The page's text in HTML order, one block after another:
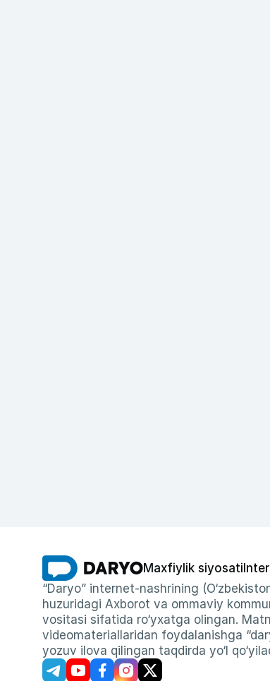
Maxfiylik siyosati
“Daryo” internet-nashrining
huzuridagi Axborot va ommaviy
vositasi sifatida ro‘yxatga olingan.
videomateriallaridan foydalanishga
yozuv ilova qilingan taqdirda yo‘l